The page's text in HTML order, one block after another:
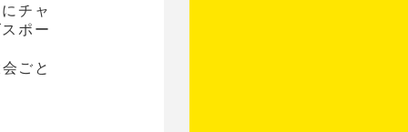
チャ
ポー
ごと